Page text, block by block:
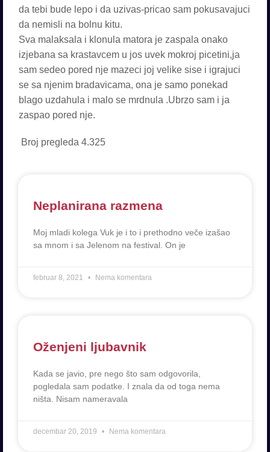
da tebi bude lepo i da uzivas-pricao sam pokusavajuci
da nemisli na bolnu kitu.
Sva malaksala i klonula matora je zaspala onako
izjebana sa krastavcem u jos uvek mokroj picetini,ja
sam sedeo pored nje mazeci joj velike sise i igrajuci
se sa njenim bradavicama, ona je samo ponekad
blago uzdahula i malo se mrdnula .Ubrzo sam i ja
zaspao pored nje.
Broj pregleda 4.325
Neplanirana razmena
Moj mladi kolega Vuk je i to i prethodno veče izašao
sa mnom i sa Jelenom na festival. On je
februar 8, 2021 Nema komentara
Oženjeni ljubavnik
Kada se javio, pre nego što sam odgovorila,
pogledala sam podatke. I znala da od toga nema
ništa. Nisam nameravala
decembar 20, 2019 Nema komentara